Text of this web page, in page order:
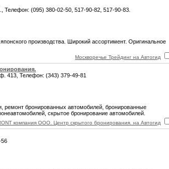
Телефон: (095) 380-02-50, 517-90-82, 517-90-83.
производства. Широкий ассортимент. Оригинальное
Москворечье Трейдинг на Автогид
413, Телефон: (343) 379-49-81
ремонт бронированных автомобилей, бронированные
скрытое бронирование автомобилей.
компания ООО. Центр скрытого бронирования. на Автогид
56